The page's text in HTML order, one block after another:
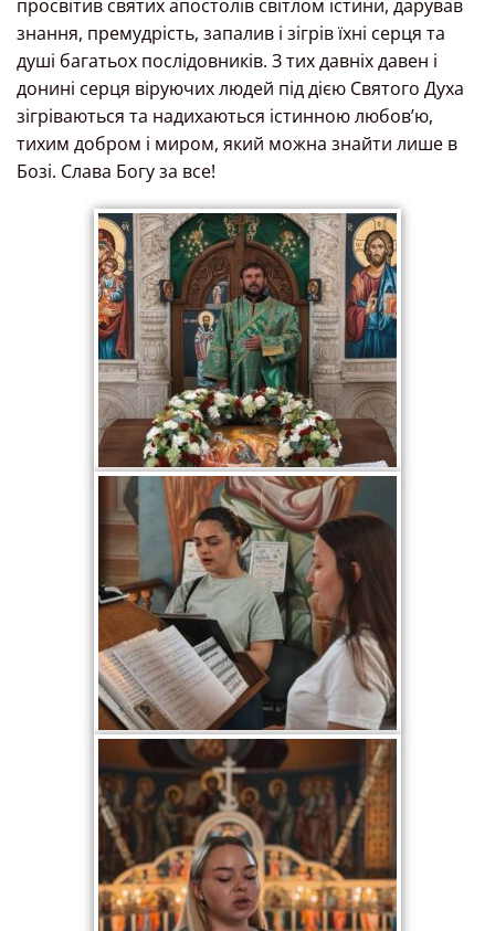
просвітив святих апостолів світлом істини, дарував
знання, премудрість, запалив і зігрів їхні серця та
душі багатьох послідовників. З тих давніх давен і
донині серця віруючих людей під дією Святого Духа
зігріваються та надихаються істинною любов’ю,
тихим добром і миром, який можна знайти лише в
Бозі. Слава Богу за все!